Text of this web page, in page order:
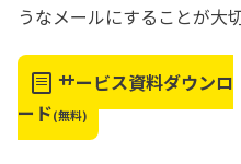
うなメールにすることが大切
サービス資料ダウンロ
ード(無料)